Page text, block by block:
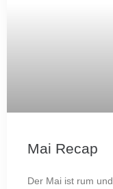
Mai Recap
Der Mai ist rum